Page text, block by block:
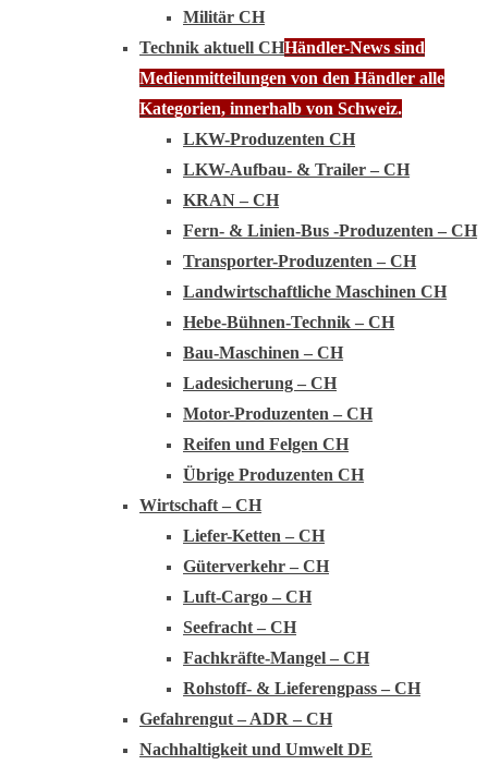
Militär CH
Technik aktuell CHHändler-News sind
Medienmitteilungen von den Händler alle
Kategorien, innerhalb von Schweiz.
LKW-Produzenten CH
LKW-Aufbau- & Trailer – CH
KRAN – CH
Fern- & Linien-Bus -Produzenten – CH
Transporter-Produzenten – CH
Landwirtschaftliche Maschinen CH
Hebe-Bühnen-Technik – CH
Bau-Maschinen – CH
Ladesicherung – CH
Motor-Produzenten – CH
Reifen und Felgen CH
Übrige Produzenten CH
Wirtschaft – CH
Liefer-Ketten – CH
Güterverkehr – CH
Luft-Cargo – CH
Seefracht – CH
Fachkräfte-Mangel – CH
Rohstoff- & Lieferengpass – CH
Gefahrengut – ADR – CH
Nachhaltigkeit und Umwelt DE